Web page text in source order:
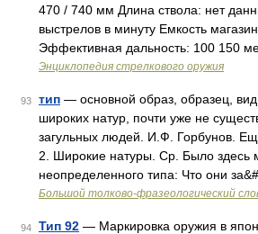
470 / 740 мм Длина ствола: нет
выстрелов в минуту Емкость
Эффективная дальность: 100 150
Энциклопедия стрелкового оружия
93 тип — основной образ, образец,
широких натур, почти уже не
загульных людей. И.Ф. Горбунов.
2. Широкие натуры. Ср. Было здесь
неопределенного типа: Что они
Большой толково-фразеологический
94 Тип 92 — Маркировка оружия в